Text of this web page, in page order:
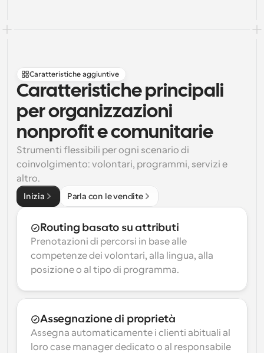
Caratteristiche aggiuntive
Caratteristiche principali
per organizzazioni
nonprofit e comunitarie
Strumenti flessibili per ogni scenario di
coinvolgimento: volontari, programmi, servizi e
altro.
Inizia Parla con le vendite
Routing basato su attributi
Prenotazioni di percorsi in base alle
competenze dei volontari, alla lingua, alla
posizione o al tipo di programma.
Assegnazione di proprietà
Assegna automaticamente i clienti abituali al
loro case manager dedicato o al responsabile